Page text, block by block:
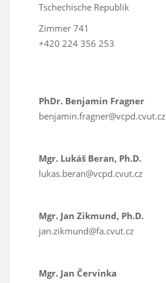
Tschechische Republik
Zimmer 741
+420 224 356 253
PhDr. Benjamin Fragner
benjamin.fragner@vcpd.cvut.cz
Mgr. Lukáš Beran, Ph.D.
lukas.beran@vcpd.cvut.cz
Mgr. Jan Zikmund, Ph.D.
jan.zikmund@fa.cvut.cz
Mgr. Jan Červinka